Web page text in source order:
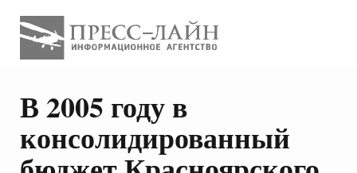
В 2005 году в
консолидированный